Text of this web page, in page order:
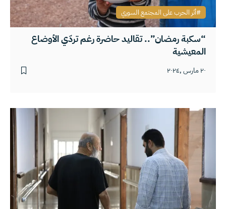
“سكبة رمضان”.. تقاليد حاضرة رغم تردّي الأوضاع
المعيشية
٢٠ مارس ,٢٠٢٤
أثر الحرب على المجتمع السوري